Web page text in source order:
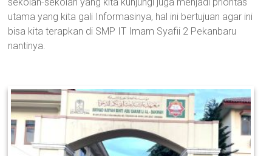
sekolah-sekolah yang kita kunjungi juga menjadi prioritas
utama yang kita gali Informasinya, hal ini bertujuan agar ini
bisa kita terapkan di SMP IT Imam Syafii 2 Pekanbaru
nantinya.